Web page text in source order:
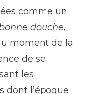
comme un
douche,
moment de la
de se
les
dont l’époque